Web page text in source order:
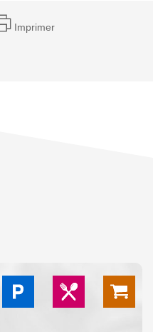
Imprimer